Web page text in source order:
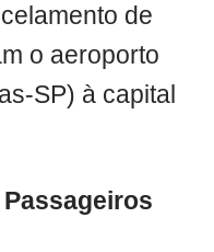
de
o aeroporto
SP) à capital